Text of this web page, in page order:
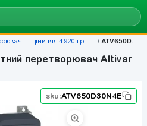
від 4 920 грн | Chastotnik.ua ATV650D30N4E
перетворювач Altivar
sku:ATV650D30N4E